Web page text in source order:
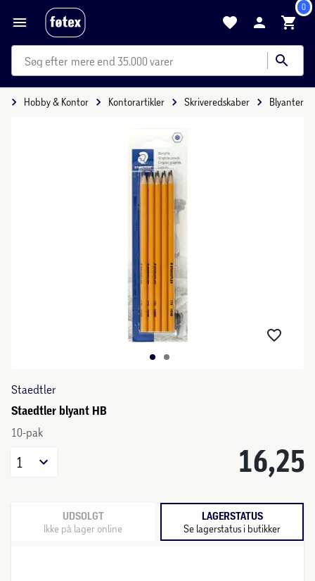
0
mere end 35.000 varer
Hobby & Kontor Kontorartikler Skriveredskaber Blyanter
Staedtler
Staedtler blyant HB
10-pak
16,25
1
UDSOLGT
Ikke på lager online
LAGERSTATUS
Se lagerstatus i butikker